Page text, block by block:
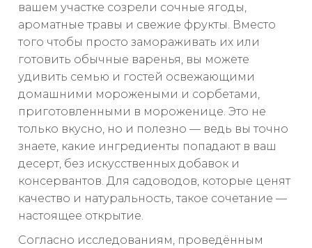
вашем участке созрели сочные ягоды,
ароматные травы и свежие фрукты. Вместо
того чтобы просто замораживать их или
готовить обычные варенья, вы можете
удивить семью и гостей освежающими
домашними морожеными и сорбетами,
приготовленными в мороженице. Это не
только вкусно, но и полезно — ведь вы точно
знаете, какие ингредиенты попадают в ваш
десерт, без искусственных добавок и
консервантов. Для садоводов, которые ценят
качество и натуральность, такое сочетание —
настоящее открытие.
Согласно исследованиям, проведённым